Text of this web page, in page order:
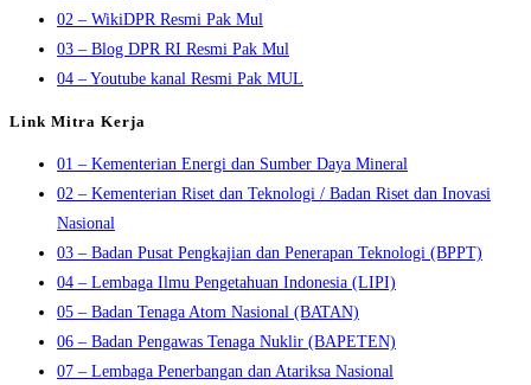
02 – WikiDPR Resmi Pak Mul
03 – Blog DPR RI Resmi Pak Mul
04 – Youtube kanal Resmi Pak MUL
Link Mitra Kerja
01 – Kementerian Energi dan Sumber Daya Mineral
02 – Kementerian Riset dan Teknologi / Badan Riset dan Inovasi
Nasional
03 – Badan Pusat Pengkajian dan Penerapan Teknologi (BPPT)
04 – Lembaga Ilmu Pengetahuan Indonesia (LIPI)
05 – Badan Tenaga Atom Nasional (BATAN)
06 – Badan Pengawas Tenaga Nuklir (BAPETEN)
07 – Lembaga Penerbangan dan Atariksa Nasional